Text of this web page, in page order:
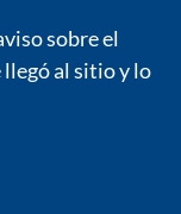
sobre el
al sitio y lo